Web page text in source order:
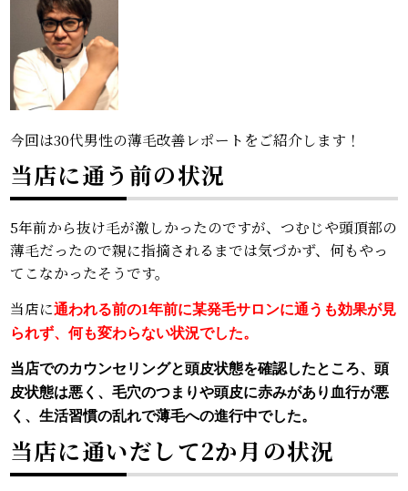
今回は30代男性の薄毛改善レポートをご紹介します！
当店に通う前の状況
5年前から抜け毛が激しかったのですが、つむじや頭頂部の
薄毛だったので親に指摘されるまでは気づかず、何もやっ
てこなかったそうです。
当店に通われる前の1年前に某発毛サロンに通うも効果が見
られず、何も変わらない状況でした。
当店でのカウンセリングと頭皮状態を確認したところ、頭
皮状態は悪く、毛穴のつまりや頭皮に赤みがあり血行が悪
く、生活習慣の乱れで薄毛への進行中でした。
当店に通いだして2か月の状況